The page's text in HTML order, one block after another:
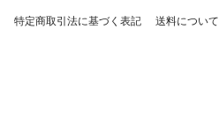
特定商取引法に基づく表記 送料について